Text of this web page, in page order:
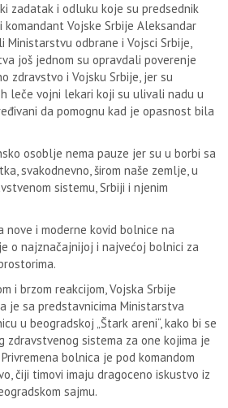
zadatak i odluku koje su predsednik
komandant Vojske Srbije Aleksandar
Ministarstvu odbrane i Vojsci Srbije,
još jednom su opravdali poverenje
zdravstvo i Vojsku Srbije, jer su
leče vojni lekari koji su ulivali nadu u
da pomognu kad je opasnost bila
osoblje nema pauze jer su u borbi sa
svakodnevno, širom naše zemlje, u
sistemu, Srbiji i njenim
nove i moderne kovid bolnice na
o najznačajnijoj i najvećoj bolnici za
i brzom reakcijom, Vojska Srbije
je sa predstavnicima Ministarstva
u beogradskoj „Štark areni“, kako bi se
zdravstvenog sistema za one kojima je
bolnica je pod komandom
čiji timovi imaju dragoceno iskustvo iz
sajmu.